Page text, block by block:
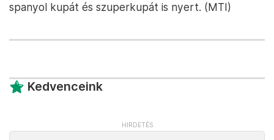
spanyol kupát és szuperkupát is nyert. (MTI)
Kedvenceink